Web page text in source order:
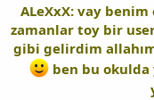
ALeXxX: vay benim
zamanlar toy bir
gibi gelirdim
ben bu okulda